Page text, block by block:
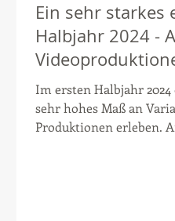
Ein sehr starkes
Halbjahr 2024 -
Live-
uns durch ganz
Deutschland
Im ersten Halbjahr 2024
sehr hohes Maß an
Produktionen erleben.